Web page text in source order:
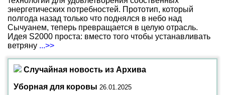
энергетических потребностей. Прототип, который
полгода назад только что поднялся в небо над
Сычуанем, теперь превращается в целую отрасль.
Идея S2000 проста: вместо того чтобы устанавливать
ветряну ...>>
Случайная новость из Архива
Уборная для коровы 26.01.2025